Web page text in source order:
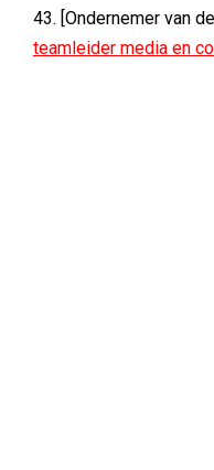
43. [Ondernemer van
teamleider media en